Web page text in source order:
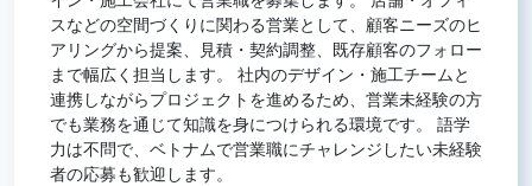
スなどの空間づくりに関わる営業として、顧客ニーズのヒ
アリングから提案、見積・契約調整、既存顧客のフォロー
まで幅広く担当します。 社内のデザイン・施工チームと
連携しながらプロジェクトを進めるため、営業未経験の方
でも業務を通じて知識を身につけられる環境です。 語学
力は不問で、ベトナムで営業職にチャレンジしたい未経験
者の応募も歓迎します。